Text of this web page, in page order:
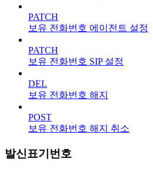
PATCH
보유 전화번호 에이전트 설정
PATCH
보유 전화번호 SIP 설정
DEL
보유 전화번호 해지
POST
보유 전화번호 해지 취소
발신표기번호